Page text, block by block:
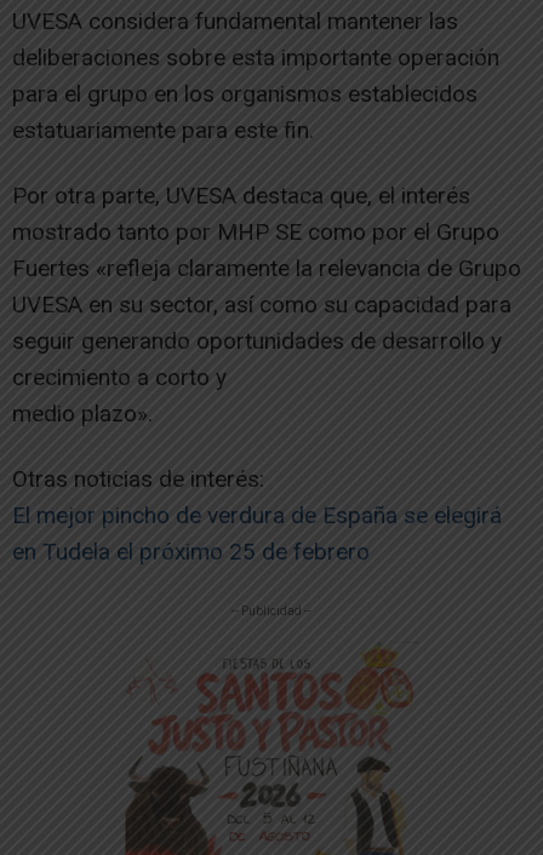
UVESA considera fundamental mantener las
deliberaciones sobre esta importante operación
para el grupo en los organismos establecidos
estatuariamente para este fin.
Por otra parte, UVESA destaca que, el interés
mostrado tanto por MHP SE como por el Grupo
Fuertes «refleja claramente la relevancia de Grupo
UVESA en su sector, así como su capacidad para
seguir generando oportunidades de desarrollo y
crecimiento a corto y
medio plazo».
Otras noticias de interés:
El mejor pincho de verdura de España se elegirá
en Tudela el próximo 25 de febrero
-- Publicidad --